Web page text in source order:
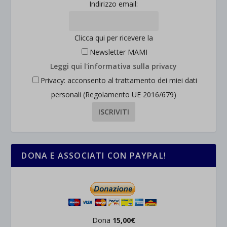
Indirizzo email:
Clicca qui per ricevere la
Newsletter MAMI
Leggi qui l'informativa sulla privacy
Privacy: acconsento al trattamento dei miei dati
personali (Regolamento UE 2016/679)
DONA E ASSOCIATI CON PAYPAL!
Dona 15,00€